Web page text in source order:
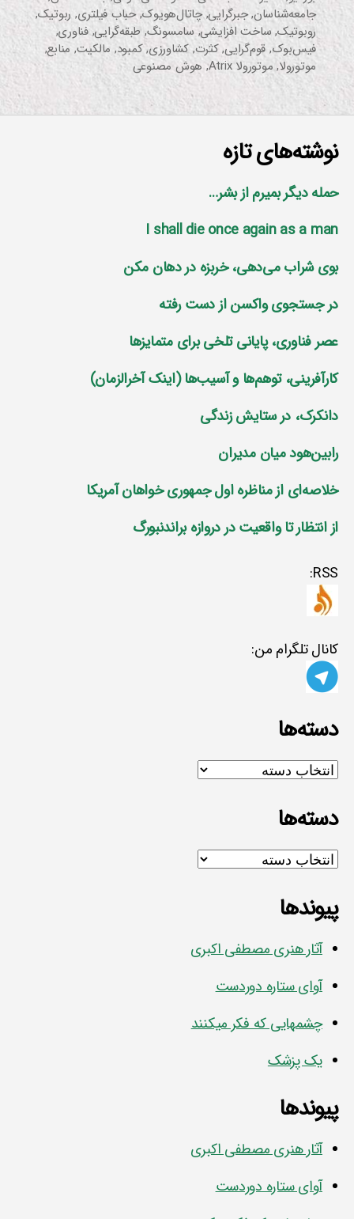
جامعه‌شناسان,جبرگرایی,چاتال‌هویوک,حباب فیلتری, ربوتیک,
روبوتیک, ساخت افزایشی, سامسونگ,طبقه‌گرایی,فناوری,
فیس‌بوک, قوم‌گرایی,کثرت, کشاورزی,کمبود, مالکیت,منابع,
موتورولا, موتورولا Atrix , هوش مصنوعی
نوشته‌های تازه
حمله دیگر بمیرم از بشر…
I shall die once again as a man
بوی شراب می‌دهی، خربزه در دهان مکن
در جستجوی واکسن از دست رفته
عصر فناوری، پایانی تلخی برای متمایز‌ها
کارآفرینی، توهم‌ها و آسیب‌ها (اینک آخرالزمان)
دانکرک، در ستایش زندگی
رابین‌هود میان مدیران
خلاصه‌ای از مناظره اول جمهوری خواهان آمریکا
از انتظار تا واقعیت در دروازه براندنبورگ
RSS:
کانال تلگرام من:
دسته‌ها
دسته‌ها
دسته‌ها
دسته‌ها
پیوندها
آثار هنری مصطفی اکبری
آوای ستاره دوردست
چشمهایی که فکر میکنند
یک پزشک
پیوندها
آثار هنری مصطفی اکبری
آوای ستاره دوردست